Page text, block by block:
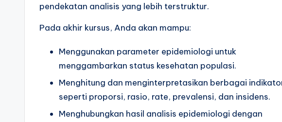
pendekatan analisis yang lebih terstruktur.
Pada akhir kursus, Anda akan mampu:
Menggunakan parameter epidemiologi untuk
menggambarkan status kesehatan populasi.
Menghitung dan menginterpretasikan berbagai
seperti proporsi, rasio, rate, prevalensi, dan insidens.
Menghubungkan hasil analisis epidemiologi dengan